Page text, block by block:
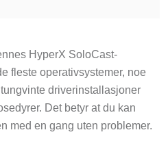
HyperX SoloCast-
fleste operativsystemer, noe
driverinstallasjoner
Det betyr at du kan
med en gang uten problemer.